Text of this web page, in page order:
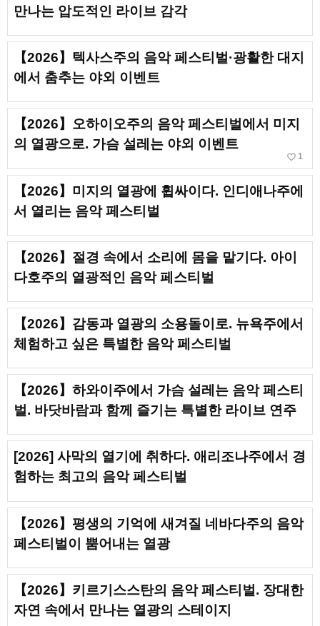
만나는 압도적인 라이브 감각
【2026】텍사스주의 음악 페스티벌·광활한 대지
에서 춤추는 야외 이벤트
【2026】오하이오주의 음악 페스티벌에서 미지
의 열광으로. 가슴 설레는 야외 이벤트
favorite_border 1
【2026】미지의 열광에 휩싸이다. 인디애나주에
서 열리는 음악 페스티벌
【2026】절경 속에서 소리에 몸을 맡기다. 아이
다호주의 열광적인 음악 페스티벌
【2026】감동과 열광의 소용돌이로. 뉴욕주에서
체험하고 싶은 특별한 음악 페스티벌
【2026】하와이주에서 가슴 설레는 음악 페스티
벌. 바닷바람과 함께 즐기는 특별한 라이브 연주
[2026] 사막의 열기에 취하다. 애리조나주에서 경
험하는 최고의 음악 페스티벌
【2026】평생의 기억에 새겨질 네바다주의 음악
페스티벌이 뿜어내는 열광
【2026】키르기스스탄의 음악 페스티벌. 장대한
자연 속에서 만나는 열광의 스테이지